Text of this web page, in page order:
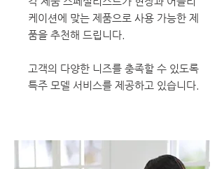
케이션에 맞는 제품으로 사용 가능한 제
품을 추천해 드립니다.
고객의 다양한 니즈를 충족할 수 있도록
특주 모델 서비스를 제공하고 있습니다.